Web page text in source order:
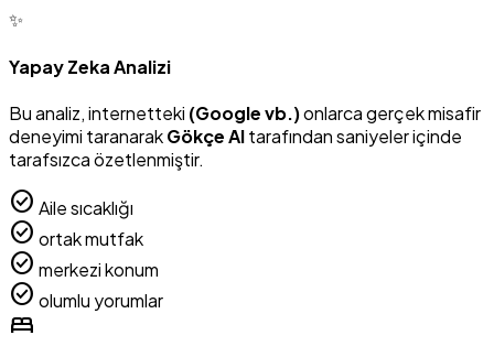
✨
Yapay Zeka Analizi
Bu analiz, internetteki (Google vb.)onlarca gerçek misafir
deneyimi taranarakGökçe AItarafından saniyeler içinde
tarafsızca özetlenmiştir.
check_circle Aile sıcaklığı
check_circle ortak mutfak
check_circle merkezi konum
check_circle olumlu yorumlar
bed